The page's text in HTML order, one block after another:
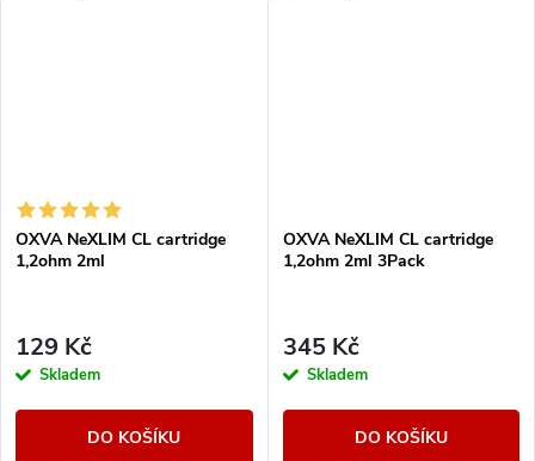
OXVA NeXLIM CL cartridge
1,2ohm 2ml
129 Kč
Skladem
DO KOŠÍKU
OXVA NeXLIM CL cartridge
1,2ohm 2ml 3Pack
345 Kč
Skladem
DO KOŠÍKU